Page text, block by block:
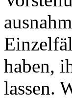
haben,
lassen.